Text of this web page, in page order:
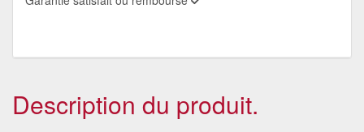
Description du produit.